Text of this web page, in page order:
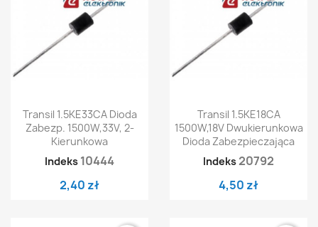
Transil 1.5KE33CA Dioda
Zabezp. 1500W,33V, 2-
Kierunkowa
Indeks 10444
2,40 zł
Transil 1.5KE18CA
1500W,18V Dwukierunkowa
Dioda Zabezpieczająca
Indeks 20792
4,50 zł